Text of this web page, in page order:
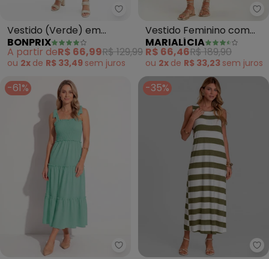
bonprix - Vestido (Verde) em
Vestido (Verde) em
Malha de Algodão
Penteado
BONPRIX
A partir deR$ 66,99R$ 129,99
ou 2x de R$ 33,49 sem juros
Vestido Feminino com
Decote Canoa (Verde)
MARIALÍCIA
R$ 66,46R$ 189,90
ou 2x de R$ 33,23 sem juros
-61%
Quintess - Vestido (Menta)
-35%